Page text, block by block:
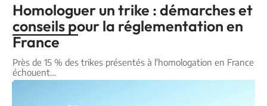
Homologuer un trike : démarches et
conseils pour la réglementation en
France
Près de 15 % des trikes présentés à l'homologation en France
échouent…